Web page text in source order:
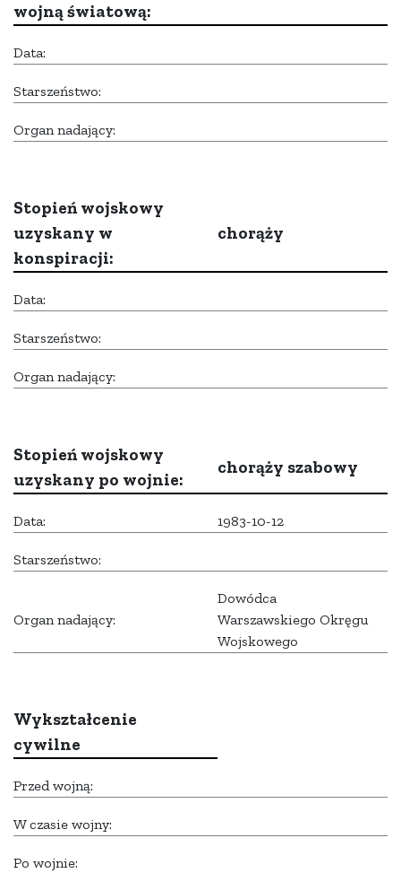
wojną światową:
Data:
Starszeństwo:
Organ nadający:
Stopień wojskowy
uzyskany w
konspiracji:
chorąży
Data:
Starszeństwo:
Organ nadający:
Stopień wojskowy
uzyskany po wojnie:
chorąży szabowy
Data: 1983-10-12
Starszeństwo:
Organ nadający:
Dowódca
Warszawskiego Okręgu
Wojskowego
Wykształcenie
cywilne
Przed wojną:
W czasie wojny:
Po wojnie: